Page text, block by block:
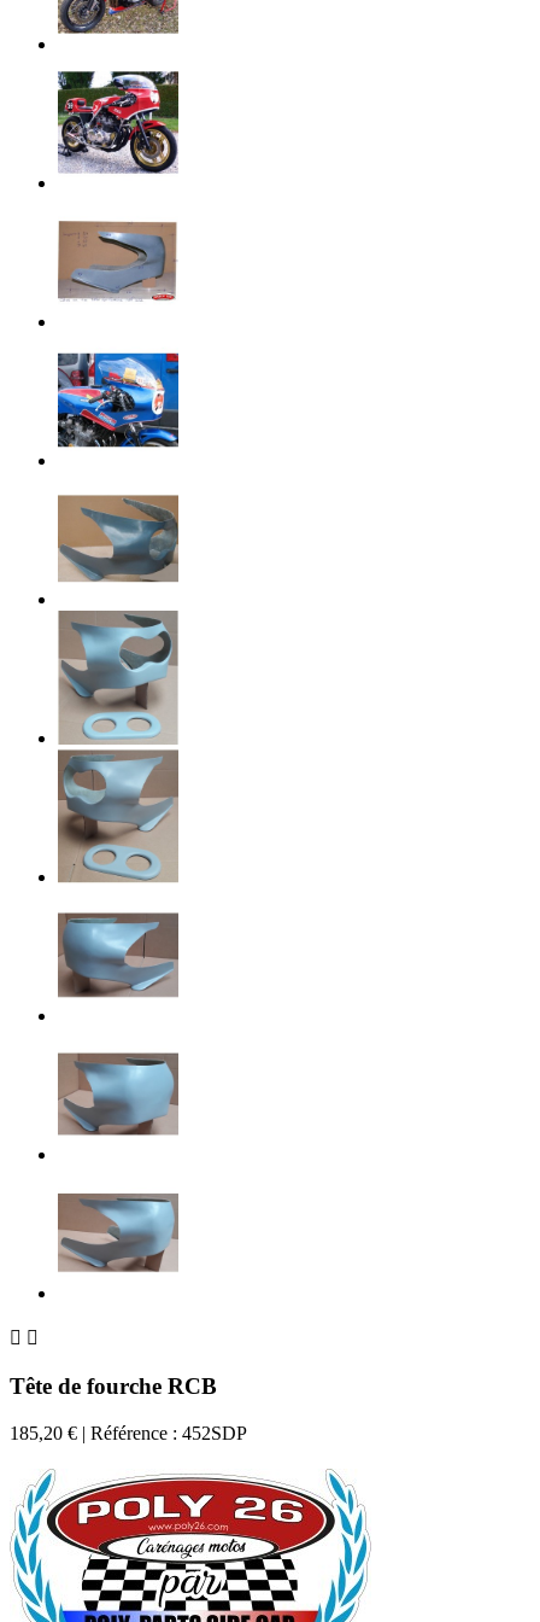
 
Tête de fourche RCB
185,20 € | Référence : 452SDP